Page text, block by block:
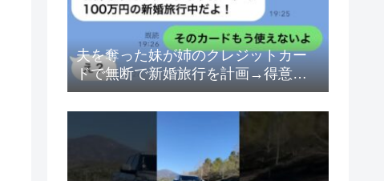
夫を奪った妹が姉のクレジットカー
ドで無断で新婚旅行を計画→得意げ
な妹に「カードは解約したから」と
伝えた時の反応が…ｗ